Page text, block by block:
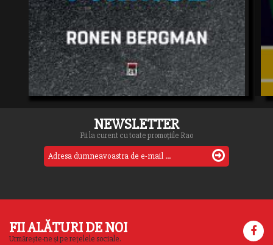
NEWSLETTER
Fii la curent cu toate promoțiile Rao
FII ALĂTURI DE NOI
Urmărește-ne și pe rețelele sociale.